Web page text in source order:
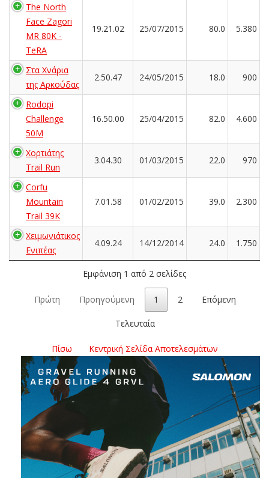
The North
Face Zagori
MR 80K -
TeRA
19.21.02 25/07/2015 80.0 5.380
Στα Χνάρια
της Αρκούδας
2.50.47 24/05/2015 18.0 900
Rodopi
Challenge
50M
16.50.00 25/04/2015 82.0 4.600
Χορτιάτης
Trail Run
3.04.30 01/03/2015 22.0 970
Corfu
Mountain
Trail 39K
7.01.58 01/02/2015 39.0 2.300
Χειμωνιάτικος
Ενιπέας
4.09.24 14/12/2014 24.0 1.750
Εμφάνιση 1 από 2 σελίδες
Πρώτη Προηγούμενη 1 2 Επόμενη
Τελευταία
Πίσω Κεντρική Σελίδα Αποτελεσμάτων